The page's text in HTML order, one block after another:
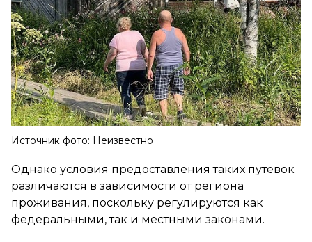
Источник фото: Неизвестно
Однако условия предоставления таких путевок
различаются в зависимости от региона
проживания, поскольку регулируются как
федеральными, так и местными законами.